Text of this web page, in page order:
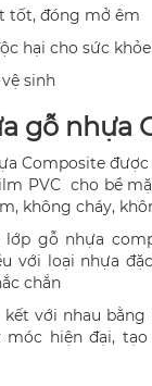
tốt, đóng mở êm
hại cho sức
sinh
gỗ nhựa
Composite được
PVC cho bề
không cháy,
gỗ nhựa
với loại nhựa
chắn
với nhau
hiện đại,